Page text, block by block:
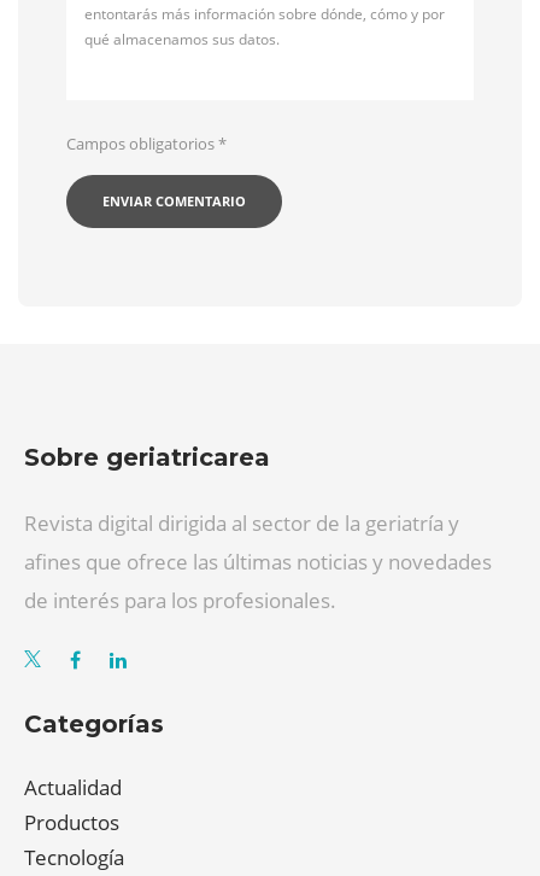
entontarás más información sobre dónde, cómo y por
qué almacenamos sus datos.
Campos obligatorios*
Sobre geriatricarea
Revista digital dirigida al sector de la geriatría y
afines que ofrece las últimas noticias y novedades
de interés para los profesionales.
Categorías
Actualidad
Productos
Tecnología